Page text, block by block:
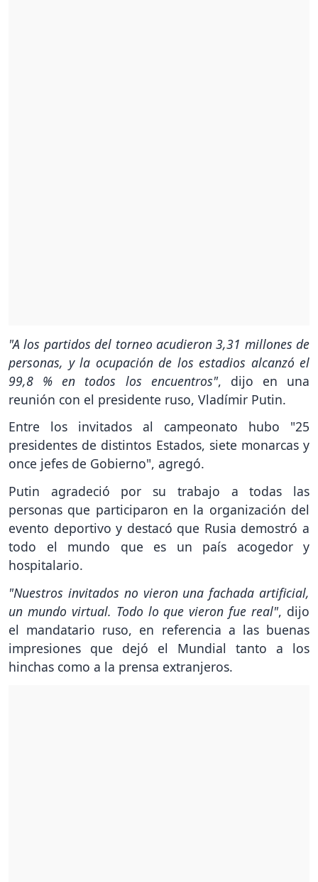
"A los partidos del torneo acudieron 3,31 millones de
personas, y la ocupación de los estadios alcanzó el
99,8 % en todos los encuentros", dijo en una
reunión con el presidente ruso, Vladímir Putin.
Entre los invitados al campeonato hubo "25
presidentes de distintos Estados, siete monarcas y
once jefes de Gobierno", agregó.
Putin agradeció por su trabajo a todas las
personas que participaron en la organización del
evento deportivo y destacó que Rusia demostró a
todo el mundo que es un país acogedor y
hospitalario.
"Nuestros invitados no vieron una fachada artificial,
un mundo virtual. Todo lo que vieron fue real", dijo
el mandatario ruso, en referencia a las buenas
impresiones que dejó el Mundial tanto a los
hinchas como a la prensa extranjeros.